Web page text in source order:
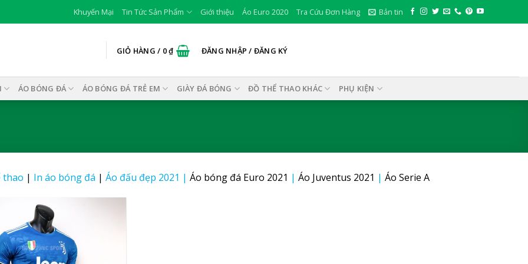
Khuyến Mại Tin Tức Sản Phẩm Giới thiệu Áo Euro 2020 Tra Cứu Đơn Hàng Bản tin
GIỎ HÀNG / 0₫ ĐĂNG NHẬP / ĐĂNG KÝ
ÁO BÓNG ĐÁ ÁO BÓNG ĐÁ TRẺ EM GIÀY ĐÁ BÓNG ĐỒ THỂ THAO KHÁC PHỤ KIỆN
thao | In áo bóng đá | Áo đấu đẹp 2021 | Áo bóng đá Euro 2021 | Áo Juventus 2021 | Áo Serie A